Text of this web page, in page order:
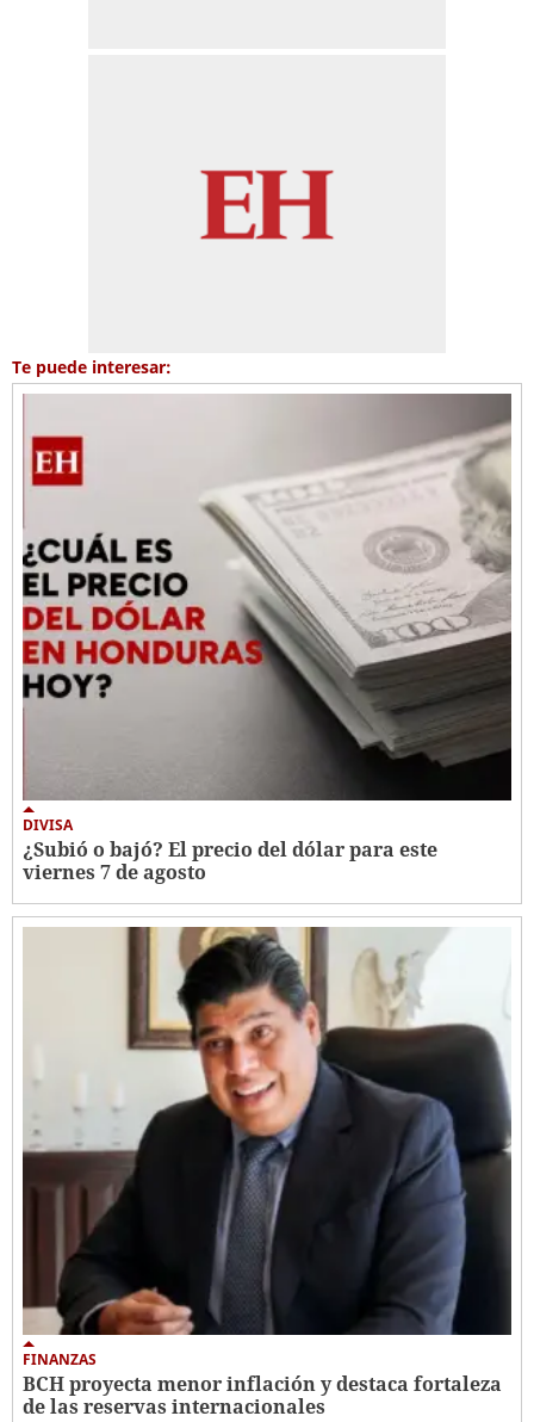
Te puede interesar:
DIVISA
¿Subió o bajó? El precio del dólar para este
viernes 7 de agosto
FINANZAS
BCH proyecta menor inflación y destaca fortaleza
de las reservas internacionales